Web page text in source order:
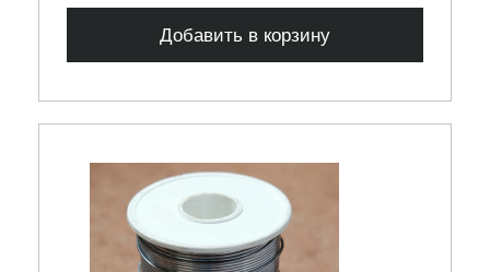
Добавить в корзину